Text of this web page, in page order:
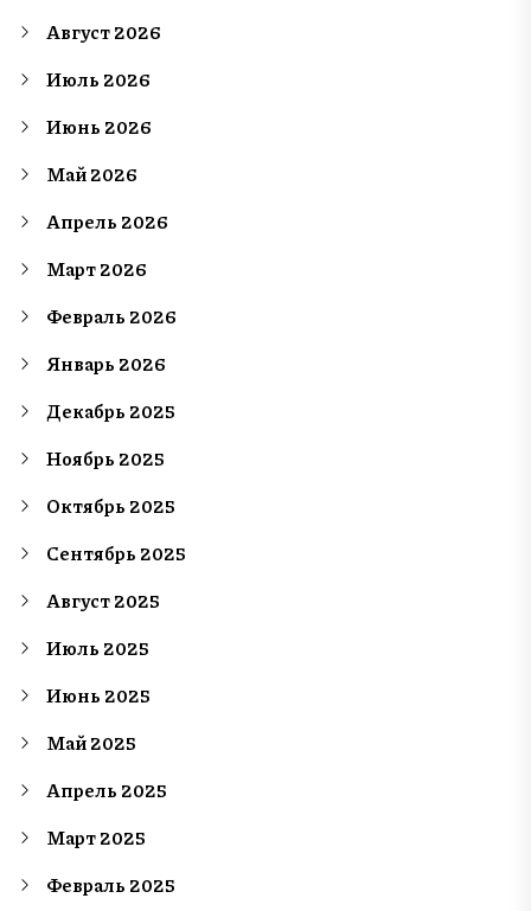
Август 2026
Июль 2026
Июнь 2026
Май 2026
Апрель 2026
Март 2026
Февраль 2026
Январь 2026
Декабрь 2025
Ноябрь 2025
Октябрь 2025
Сентябрь 2025
Август 2025
Июль 2025
Июнь 2025
Май 2025
Апрель 2025
Март 2025
Февраль 2025